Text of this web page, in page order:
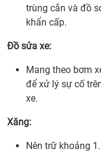
trùng cắn và đồ
khẩn cấp.
Đồ sửa xe:
Mang theo bơm
để xử lý sự cố
xe.
Xăng:
Nên trữ khoảng